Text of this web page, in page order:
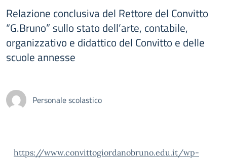
Relazione conclusiva del Rettore del Convitto
“G.Bruno” sullo stato dell’arte, contabile,
organizzativo e didattico del Convitto e delle
scuole annesse
Personale scolastico
https://www.convittogiordanobruno.edu.it/wp-